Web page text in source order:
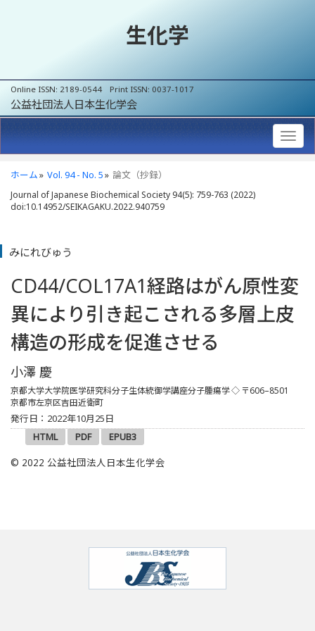
生化学
Online ISSN: 2189-0544 Print ISSN: 0037-1017
公益社団法人日本生化学会
ホーム Vol. 94 - No. 5 論文（抄録）
Journal of Japanese Biochemical Society 94(5): 759-763 (2022)
doi:10.14952/SEIKAGAKU.2022.940759
みにれびゅう
CD44/COL17A1経路はがん原性変
異により引き起こされる多層上皮
構造の形成を促進させる
小澤 慶
京都大学大学院医学研究科分子生体統御学講座分子腫瘍学◇ 〒606–8501
京都市左京区吉田近衛町
発行日：2022年10月25日
HTML
PDF EPUB3
© 2022 公益社団法人日本生化学会